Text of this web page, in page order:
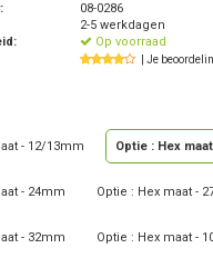
08-0286
2-5 werkdagen
Op voorraad
| Je
- 12/13mm Optie : Hex
- 24mm Optie : Hex maat -
- 32mm Optie : Hex maat -